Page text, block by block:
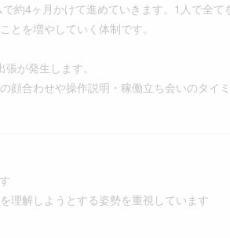
約4ヶ月かけて進めていきます。1人で全
とを増やしていく体制です。
が発生します。
顔合わせや操作説明・稼働立ち会いのタイ
理解しようとする姿勢を重視しています